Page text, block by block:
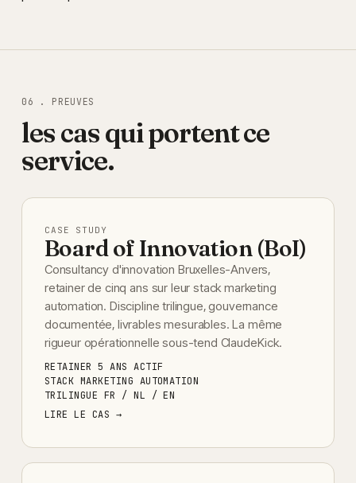
06 . PREUVES
les cas qui portent ce
service.
CASE STUDY
Board of Innovation (BoI)
Consultancy d'innovation Bruxelles-Anvers,
retainer de cinq ans sur leur stack marketing
automation. Discipline trilingue, gouvernance
documentée, livrables mesurables. La même
rigueur opérationnelle sous-tend ClaudeKick.
RETAINER 5 ANS ACTIF
STACK MARKETING AUTOMATION
TRILINGUE FR / NL / EN
LIRE LE CAS →